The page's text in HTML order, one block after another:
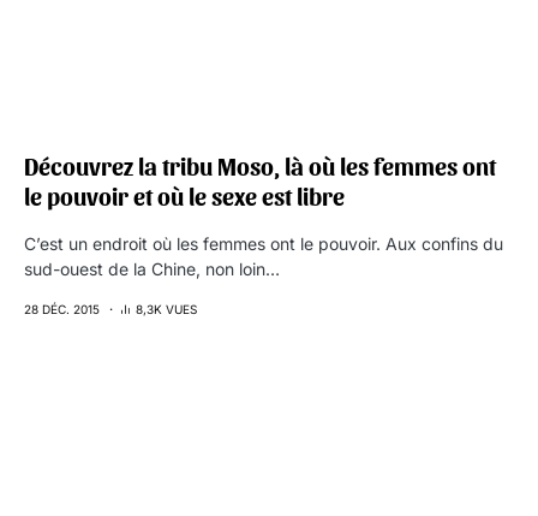
Découvrez la tribu Moso, là où les femmes ont
le pouvoir et où le sexe est libre
C’est un endroit où les femmes ont le pouvoir. Aux confins du
sud-ouest de la Chine, non loin…
28 DÉC. 2015 8,3K VUES